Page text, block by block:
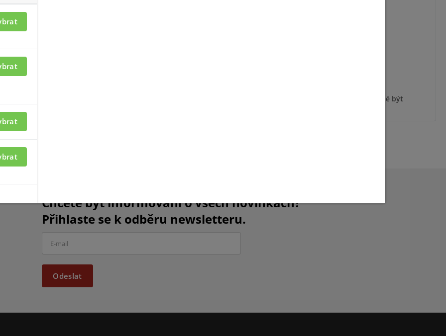
Pro zobrazení informací je nutné být
Chcete být informováni o všech novinkách?
Přihlaste se k odběru newsletteru.
Odeslat